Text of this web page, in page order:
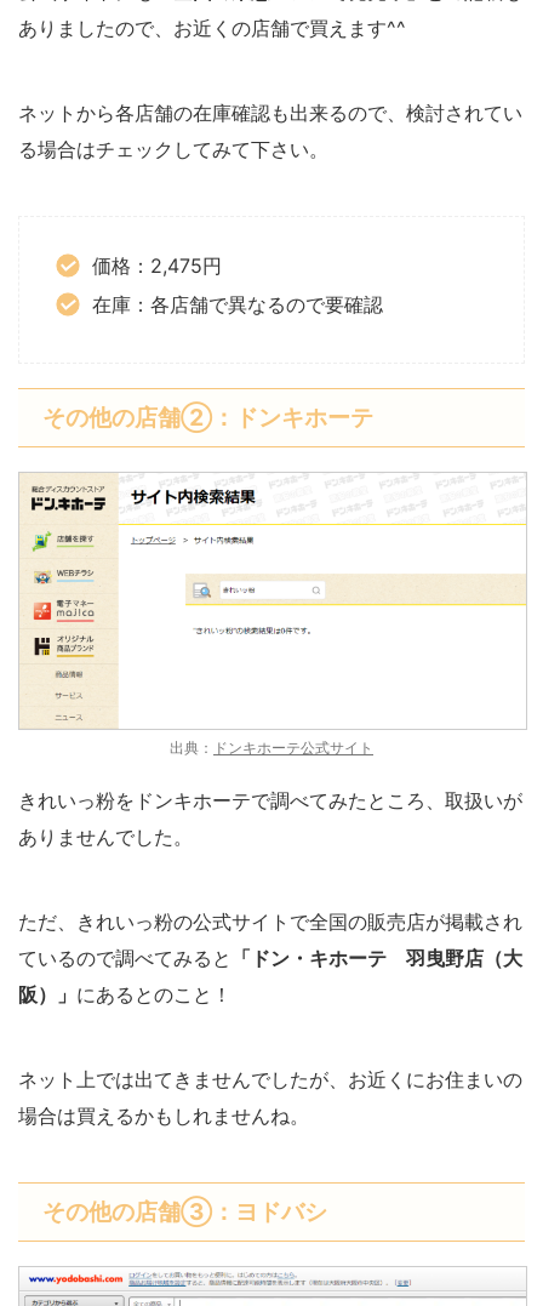
ありましたので、お近くの店舗で買えます^^
ネットから各店舗の在庫確認も出来るので、検討されてい
る場合はチェックしてみて下さい。
価格：2,475円
在庫：各店舗で異なるので要確認
その他の店舗②：ドンキホーテ
出典： ドンキホーテ公式サイト
きれいっ粉をドンキホーテで調べてみたところ、取扱いが
ありませんでした。
ただ、きれいっ粉の公式サイトで全国の販売店が掲載され
ているので調べてみると 「ドン・キホーテ 羽曳野店（大
阪）」 にあるとのこと！
ネット上では出てきませんでしたが、お近くにお住まいの
場合は買えるかもしれませんね。
その他の店舗③：ヨドバシ